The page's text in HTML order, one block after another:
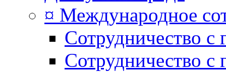
¤ Международное
Сотрудничество
Сотрудничество с